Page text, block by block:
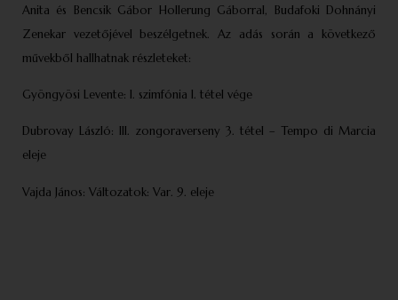
Anita és Bencsik Gábor Hollerung Gáborral, Budafoki Dohnányi
Zenekar vezetőjével beszélgetnek. Az adás során a következő
művekből hallhatnak részleteket:
Gyöngyösi Levente: I. szimfónia I. tétel vége
Dubrovay László: III. zongoraverseny 3. tétel – Tempo di Marcia
eleje
Vajda János: Változatok: Var. 9. eleje